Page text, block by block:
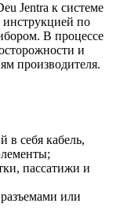
Jentra к системе
инструкцией по
В процессе
и
производителя.
себя кабель,
пассатижи и
или